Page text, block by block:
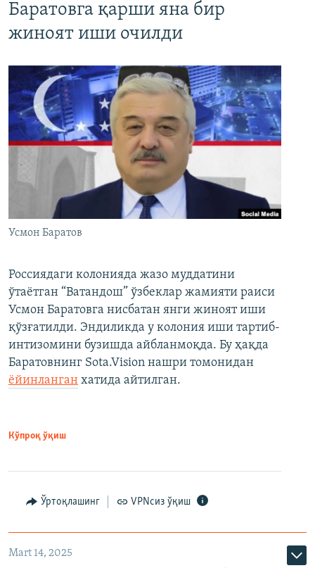
Баратовга қарши яна бир
жиноят иши очилди
Усмон Баратов
Россиядаги колонияда жазо муддатини
ўтаётган “Ватандош” ўзбеклар жамияти раиси
Усмон Баратовга нисбатан янги жиноят иши
қўзғатилди. Эндиликда у колония иши тартиб-
интизомини бузишда айбланмоқда. Бу ҳақда
Баратовнинг Sota.Vision нашри томонидан
ёйинланган хатида айтилган.
Кўпроқ ўқиш
Ўртоқлашинг VPNсиз ўқиш
Mart 14, 2025